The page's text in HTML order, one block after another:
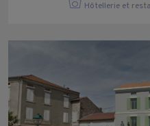
Hôtellerie et